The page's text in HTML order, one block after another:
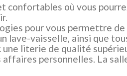
où vous
pour vous permettre
lave-vaisselle, ainsi que
literie de qualité
personnelles. La